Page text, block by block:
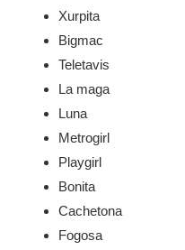
Xurpita
Bigmac
Teletavis
La maga
Luna
Metrogirl
Playgirl
Bonita
Cachetona
Fogosa